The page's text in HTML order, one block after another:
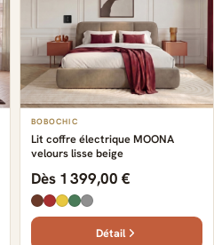
BOBOCHIC
Lit coffre électrique MOONA
velours lisse beige
Dès 1 399,00 €
Détail